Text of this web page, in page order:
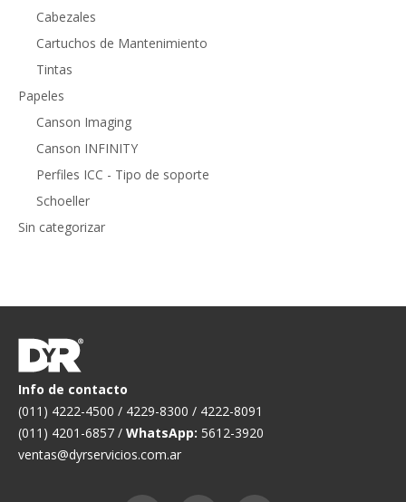
Cabezales
Cartuchos de Mantenimiento
Tintas
Papeles
Canson Imaging
Canson INFINITY
Perfiles ICC - Tipo de soporte
Schoeller
Sin categorizar
Info de contacto
(011) 4222-4500 / 4229-8300 / 4222-8091
(011) 4201-6857 / WhatsApp: 5612-3920
ventas@dyrservicios.com.ar